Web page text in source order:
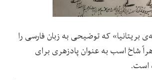
که توضیحی به زبان فارسی را
شاخ اسب به عنوان پادزهری برای